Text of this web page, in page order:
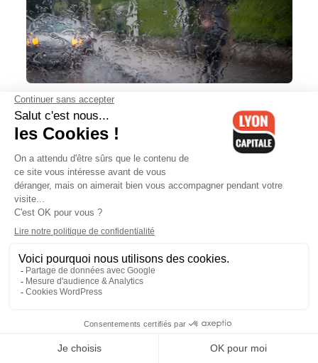
Météo: record de pluie, juillet
pourri. Et août ?